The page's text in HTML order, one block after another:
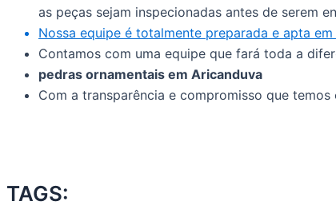
as peças sejam inspecionadas antes de serem
Nossa equipe é totalmente preparada e apta em
Contamos com uma equipe que fará toda a
pedras ornamentais em Aricanduva
Com a transparência e compromisso que
TAGS: